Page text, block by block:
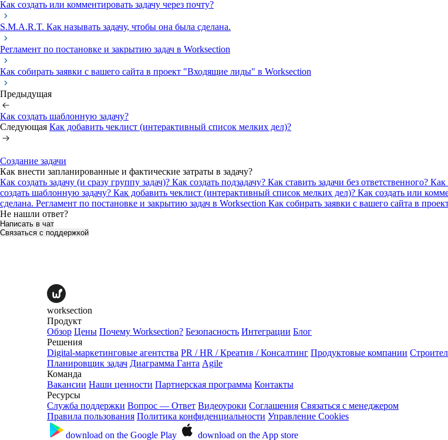
Как создать или комментировать задачу через почту?
S.M.A.R.T. Как называть задачу, чтобы она была сделана.
Регламент по постановке и закрытию задач в Worksection
Как собирать заявки с вашего сайта в проект "Входящие лиды" в Worksection
Предыдущая
Как создать шаблонную задачу?
Следующая Как добавить чеклист (интерактивный список мелких дел)?
Создание задачи
Как внести запланированные и фактические затраты в задачу?
Как создать задачу (и сразу группу задач)? Как создать подзадачу? Как ставить задачи без ответственного? Как
создать шаблонную задачу? Как добавить чеклист (интерактивный список мелких дел)? Как создать или
сделана. Регламент по постановке и закрытию задач в Worksection Как собирать заявки с вашего сайта в
Не нашли ответ?
Написать в чат
Связаться с поддержкой
worksection
Продукт
Обзор Цены Почему Worksection? Безопасность Интеграции Блог
Решения
Digital-маркетинговые агентства PR / HR / Креатив / Консалтинг Продуктовые компании
Планировщик задач Диаграмма Ганта Agile
Команда
Вакансии Наши ценности Партнерская программа Контакты
Ресурсы
Служба поддержки Вопрос — Ответ Видеоуроки Соглашения Связаться с менеджером
Правила пользования Политика конфиденциальности Управление Cookies
download on the Google Play download on the App store